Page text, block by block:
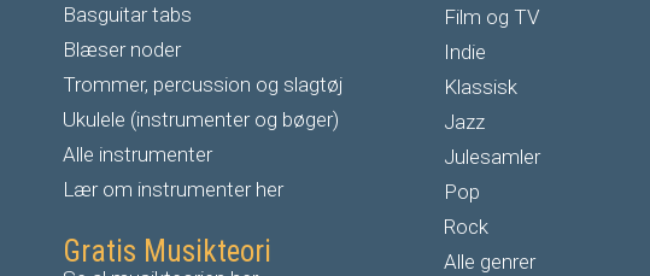
Basguitar tabs
Blæser noder
Trommer, percussion og slagtøj
Ukulele (instrumenter og bøger)
Alle instrumenter
Lær om instrumenter her
Gratis Musikteori
Film og TV
Indie
Klassisk
Jazz
Julesamler
Pop
Rock
Alle genrer